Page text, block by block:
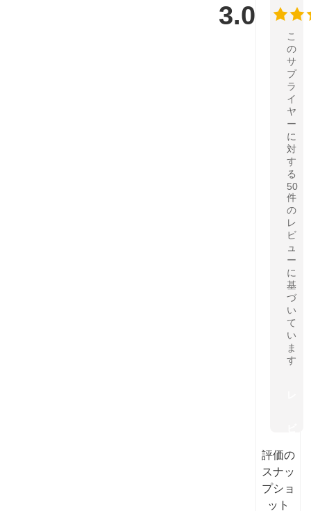
3.0
こ
の
サ
プ
ラ
イ
ヤ
ー
に
対
す
る
50
件
の
レ
ビ
ュ
ー
に
基
づ
い
て
い
ま
す
ュ
ー
評価の
スナッ
プショ
ット